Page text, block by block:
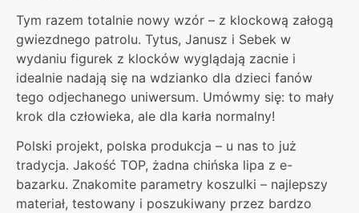
Tym razem totalnie nowy wzór – z klockową załogą
gwiezdnego patrolu. Tytus, Janusz i Sebek w
wydaniu figurek z klocków wyglądają zacnie i
idealnie nadają się na wdzianko dla dzieci fanów
tego odjechanego uniwersum. Umówmy się: to mały
krok dla człowieka, ale dla karła normalny!
Polski projekt, polska produkcja – u nas to już
tradycja. Jakość TOP, żadna chińska lipa z e-
bazarku. Znakomite parametry koszulki – najlepszy
materiał, testowany i poszukiwany przez bardzo